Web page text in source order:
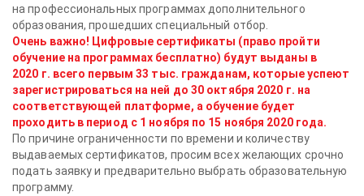
на профессиональных программах дополнительного
образования, прошедших специальный отбор.
Очень важно! Цифровые сертификаты (право пройти
обучение на программах бесплатно) будут выданы в
2020 г. всего первым 33 тыс. гражданам, которые успеют
зарегистрироваться на ней до 30 октября 2020 г. на
соответствующей платформе, а обучение будет
проходить в период с 1 ноября по 15 ноября 2020 года.
По причине ограниченности по времени и количеству
выдаваемых сертификатов, просим всех желающих срочно
подать заявку и предварительно выбрать образовательную
программу.